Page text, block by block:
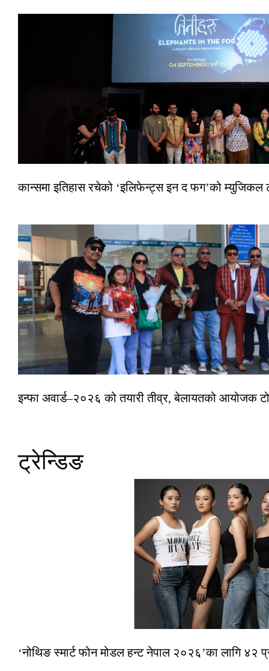
कान्समा इतिहास रचेको ‘इलिफेन्ट्स इन द फग’को म्युजिकल
इन्फा अवार्ड–२०२६ को तयारी तीव्र, बेलायतको आयोजक
ट्रेन्डिङ
‘नोथिङ स्मार्ट फोन मोडल हन्ट नेपाल २०२६’का लागि ४२